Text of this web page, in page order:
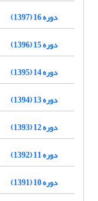
دوره 16 (1397)
دوره 15 (1396)
دوره 14 (1395)
دوره 13 (1394)
دوره 12 (1393)
دوره 11 (1392)
دوره 10 (1391)